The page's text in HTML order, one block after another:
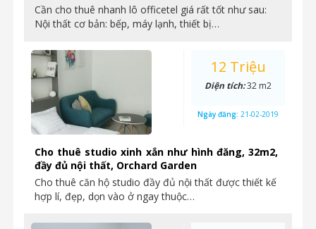
Cần cho thuê nhanh lô officetel giá rất tốt như sau:
Nội thất cơ bản: bếp, máy lạnh, thiết bị…
Cho thuê studio xinh xắn như hình đăng, 32m2,
đầy đủ nội thất, Orchard Garden
Cho thuê căn hộ studio đầy đủ nội thất được thiết kế
hợp lí, đẹp, dọn vào ở ngay thuộc…
12 Triệu
Diện tích:32 m2
Ngày đăng: 21-02-2019